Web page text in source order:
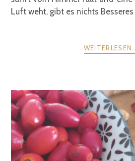
Luft weht, gibt es nichts Besseres
WEITERLESEN...